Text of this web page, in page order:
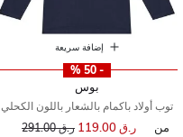
إضافة سريعة
- 50 %
بوس
توب أولاد باكمام بالشعار باللون الكحلي
من ر.ق 119.00 سعر مخفض منر.ق 291.00